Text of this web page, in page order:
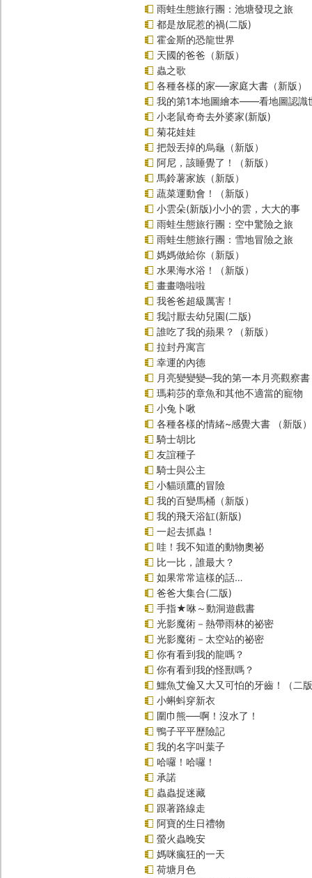
雨蛙生態旅行團：池塘發現之旅
都是放屁惹的禍(二版)
霍金斯的恐龍世界
天國的爸爸（新版）
蟲之歌
各種各樣的家──家庭大書（新版）
我的第1本地圖繪本――看地圖認識
小老鼠奇奇去外婆家(新版)
菊花娃娃
把殼丟掉的烏龜（新版）
阿尼，該睡覺了！（新版）
馬鈴薯家族（新版）
蔬菜運動會！（新版）
小雲朵(新版)小小的雲，大大的事
雨蛙生態旅行團：空中驚險之旅
雨蛙生態旅行團：雪地冒險之旅
媽媽做給你（新版）
水果海水浴！（新版）
畫畫嚕啦啦
我爸爸超級厲害！
我討厭去幼兒園(二版)
誰吃了我的蘋果？（新版）
拉封丹寓言
幸運的內德
月亮變變變─我的第一本月亮觀察書
瑪莉莎的章魚和其他不適當的寵物
小兔卜啾
各種各樣的情緒~感覺大書 （新版）
騎士胡比
友誼種子
騎士與公主
小貓頭鷹的冒險
我的百變馬桶（新版）
我的飛天浴缸(新版)
一起去抓蟲！
哇！我不知道的動物奧祕
比一比，誰最大？
如果常常這樣的話…
爸爸大集合(二版)
手指★咻～動洞遊戲書
光影魔術－熱帶雨林的祕密
光影魔術－太空站的祕密
你有看到我的龍嗎？
你有看到我的怪獸嗎？
鱷魚艾倫又大又可怕的牙齒！（二
小蝌蚪穿新衣
圍巾熊──啊！沒水了！
鴨子平平歷險記
我的名字叫葉子
哈囉！哈囉！
承諾
蟲蟲捉迷藏
跟著路線走
阿寶的生日禮物
螢火蟲晚安
媽咪瘋狂的一天
荷塘月色